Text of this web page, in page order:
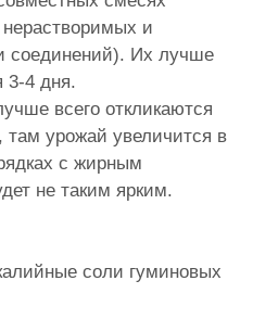
и
соединений). Их лучше
3-4 дня.
всего откликаются
урожай увеличится в
с жирным
не таким ярким.
соли гуминовых